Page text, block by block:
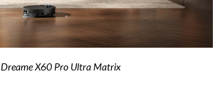
Dreame X60 Pro Ultra Matrix